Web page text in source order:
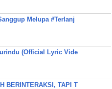
Melupa #Terlanj
(Official Lyric Vide
BERINTERAKSI, TAPI T